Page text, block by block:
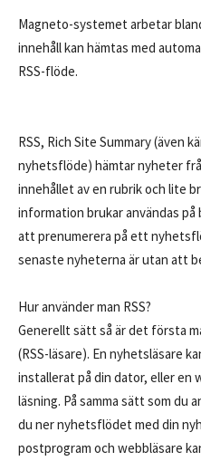
Magneto-systemet arbetar
innehåll kan hämtas med
RSS-flöde.
RSS, Rich Site Summary (även
nyhetsflöde) hämtar nyheter
innehållet av en rubrik och lite
information brukar användas
att prenumerera på ett
senaste nyheterna är utan att
Hur använder man RSS?
Generellt sätt så är det första
(RSS-läsare). En nyhetsläsare
installerat på din dator, eller en
läsning. På samma sätt som du
du ner nyhetsflödet med din
postprogram och webbläsare